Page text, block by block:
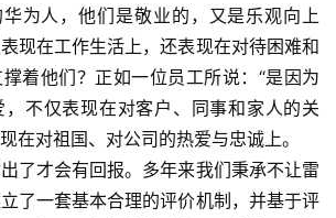
人，他们是敬业的，又是乐观向上
现在工作生活上，还表现在对待困难和
着他们？正如一位员工所说：“是因为
不仅表现在对客户、同事和家人的关
在对祖国、对公司的热爱与忠诚上。
了才会有回报。多年来我们秉承不让雷
了一套基本合理的评价机制，并基于评